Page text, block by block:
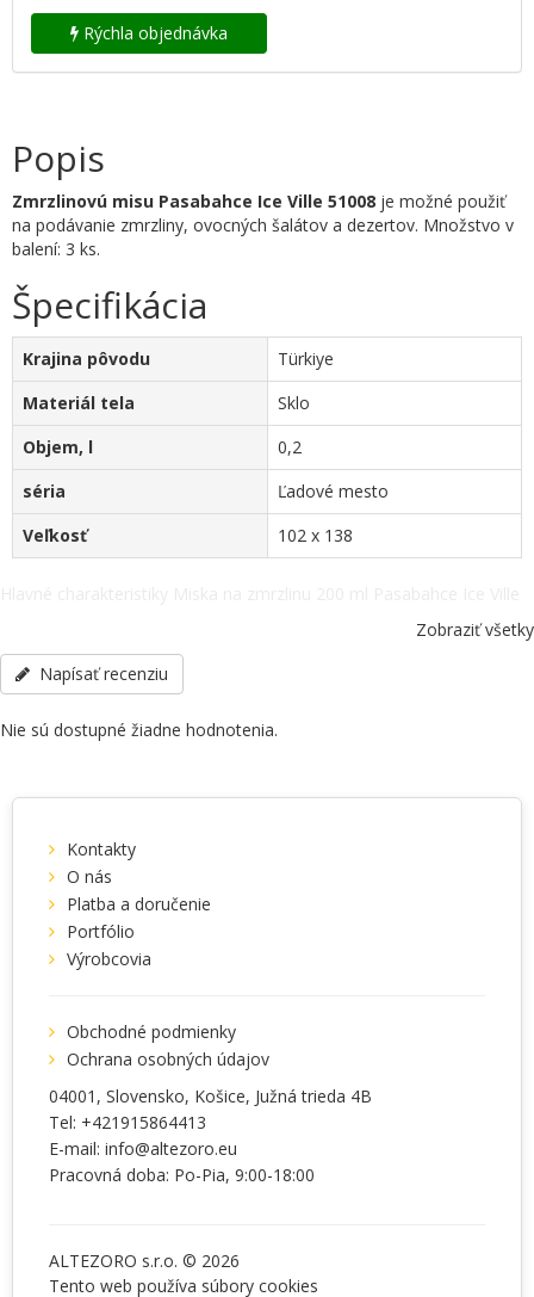
Rýchla objednávka
Popis
Zmrzlinovú misu Pasabahce Ice Ville 51008 je možné použiť
na podávanie zmrzliny, ovocných šalátov a dezertov. Množstvo v
balení: 3 ks.
Špecifikácia
Krajina pôvodu
Türkiye
Materiál tela
Sklo
Objem, l
0,2
séria
Ľadové mesto
Veľkosť
102 x 138
- 0,2, séria - Ľadové mesto, Veľkosť - 102 x 138, ostatné špecifikácie
telefonicky: +38(067) 5710158.
Zobraziť všetky
Napísať recenziu
Nie sú dostupné žiadne hodnotenia.
Kontakty
O nás
Platba a doručenie
Portfólio
Výrobcovia
Obchodné podmienky
Ochrana osobných údajov
04001 , Slovensko, Košice, Južná trieda 4B
Tel: +421915864413
E-mail: info@altezoro.eu
Pracovná doba: Po-Pia, 9:00-18:00
ALTEZORO s.r.o. © 2026
Tento web používa súbory cookies